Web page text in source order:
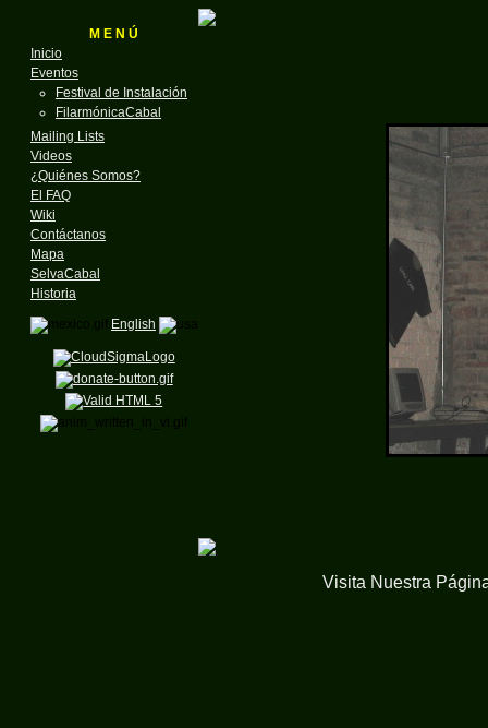
M E N Ú
Inicio
Eventos
Festival de Instalación
FilarmónicaCabal
Mailing Lists
Videos
¿Quiénes Somos?
El FAQ
Wiki
Contáctanos
Mapa
SelvaCabal
Historia
English
Visita Nuestra